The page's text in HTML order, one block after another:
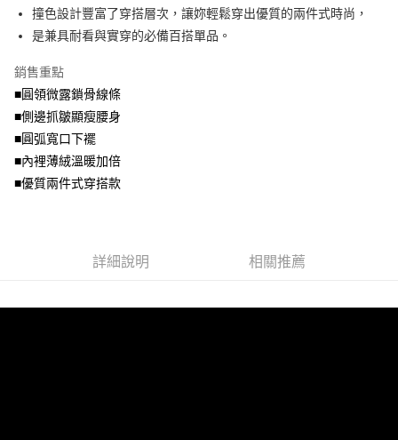
2.透過簡訊連結打開帳單後，可選擇「超商條碼／台灣大直營門市／銀行轉
帳／街口支付／iPASS MONEY」等通路繳費。
【注意事項】
1.本服務係由「台灣大哥大股份有限公司」（以下簡稱本公司）所提供，讓
用戶於交易時，得透過本服務購買商品或服務，並由商店將買賣／分期付款
買賣價金債權讓與本公司後，依約使用本公司帳單繳交帳款。
資料（包含姓名、電話或地址）提供予台灣大哥大進項蒐集、處理及利用，
由本公司與您本人進行分期帳單所需資料之確認、核對及更正。
3.完整用戶服務條款，請詳閱以下連結：
１．於結帳方式選擇「AFTEE先享後付」後，將跳轉至「AFTEE先享後付」
２．訂單成立數日內，您將收到繳費通知簡訊。
ATM／網路銀行／等多元方式進行付款，方視為交易完成。
※ 請注意：結帳手續完成當下不需立刻繳費，但若您需要取消訂單，請聯絡
購買商品的店家。未經商家同意取消之訂單仍視為有效，需透過AFTEE先享
後付繳納相關費用。
※ 交易是否成功請以「AFTEE先享後付 」之結帳頁面顯示為準，若有關於
是否繳費成功／繳費後需取消欲退款等相關疑問，請聯繫「AFTEE先享後付
客戶支援中心」https://netprotections.freshdesk.com/support/home
２．關於個人資料處理事宜，請瀏覽以下網址：
付款後全家取貨
7-11取貨付款
每筆NT$70，滿NT$799(含以上)免運費
付款後7-11取貨
每筆NT$70，滿NT$699(含以上)免運費
宅配
撞色設計豐富了穿搭層次，讓妳輕鬆穿出優質的兩件式時尚，
是兼具耐看與實穿的必備百搭單品。
銷售重點
■圓領微露鎖骨線條
■側邊抓皺顯瘦腰身
■圓弧寬口下襬
■內裡薄絨溫暖加倍
■優質兩件式穿搭款
詳細說明 相關推薦